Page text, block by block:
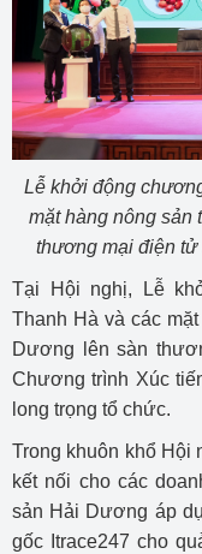
Lễ khởi động
mặt hàng nông sản
thương mại điện
Tại Hội nghị, Lễ
Thanh Hà và các
Dương lên sàn
Chương trình Xúc
long trọng tổ chức.
Trong khuôn khổ Hội
kết nối cho các
sản Hải Dương áp
gốc Itrace247 cho